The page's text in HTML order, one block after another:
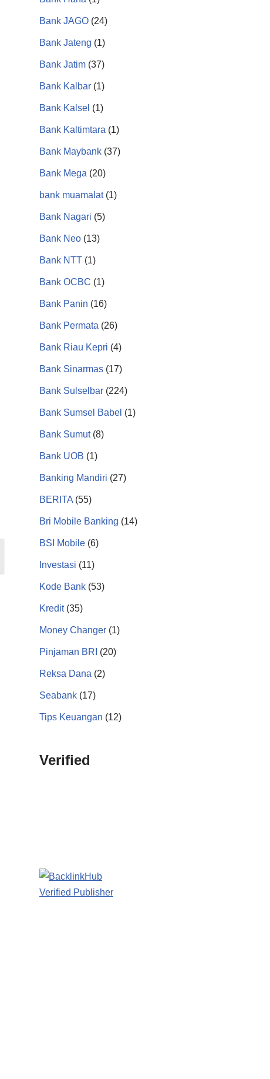
Bank JAGO (24)
Bank Jateng (1)
Bank Jatim (37)
Bank Kalbar (1)
Bank Kalsel (1)
Bank Kaltimtara (1)
Bank Maybank (37)
Bank Mega (20)
bank muamalat(1)
Bank Nagari (5)
Bank Neo (13)
Bank NTT (1)
Bank OCBC (1)
Bank Panin (16)
Bank Permata (26)
Bank Riau Kepri (4)
Bank Sinarmas (17)
Bank Sulselbar (224)
Bank Sumsel Babel (1)
Bank Sumut(8)
Bank UOB (1)
Banking Mandiri (27)
BERITA (55)
Bri Mobile Banking (14)
BSI Mobile (6)
Investasi (11)
Kode Bank (53)
Kredit(35)
Money Changer (1)
Pinjaman BRI (20)
Reksa Dana (2)
Seabank (17)
Tips Keuangan (12)
Verified